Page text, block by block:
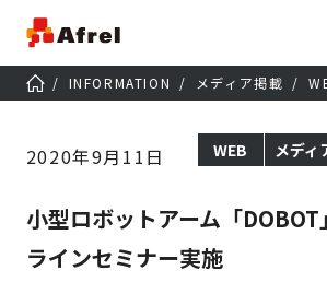
INFORMATION メディア掲載
2020年9月11日 WEB メディ
小型ロボットアーム「
ラインセミナー実施